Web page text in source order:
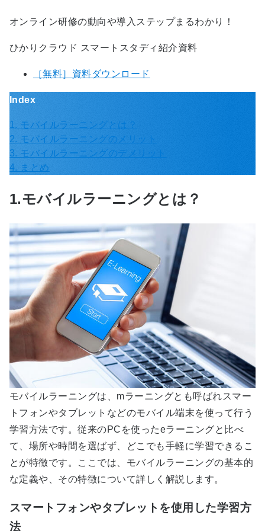
オンライン研修の動向や導入ステップまるわかり！
ひかりクラウド スマートスタディ紹介資料
［無料］資料ダウンロード
Index
1. モバイルラーニングとは？
2. モバイルラーニングのメリット
3. モバイルラーニングのデメリット
4. まとめ
1.モバイルラーニングとは？
モバイルラーニングは、mラーニングとも呼ばれスマー
トフォンやタブレットなどのモバイル端末を使って行う
学習方法です。従来のPCを使ったeラーニングと比べ
て、場所や時間を選ばず、どこでも手軽に学習できるこ
とが特徴です。ここでは、モバイルラーニングの基本的
な定義や、その特徴について詳しく解説します。
スマートフォンやタブレットを使用した学習方
法